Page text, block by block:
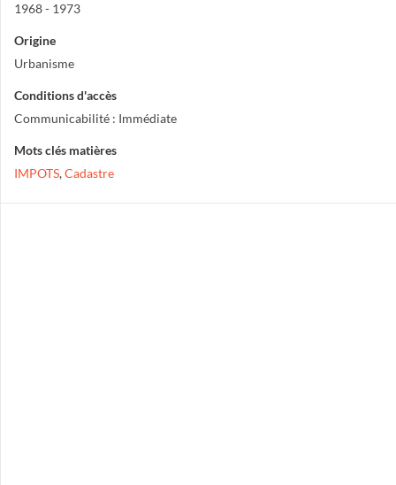
1968 - 1973
Origine
Urbanisme
Conditions d'accès
Communicabilité : Immédiate
Mots clés matières
IMPOTS,Cadastre